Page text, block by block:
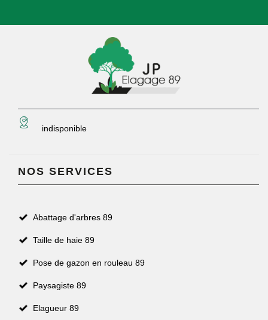
indisponible
NOS SERVICES
Abattage d'arbres 89
Taille de haie 89
Pose de gazon en rouleau 89
Paysagiste 89
Elagueur 89